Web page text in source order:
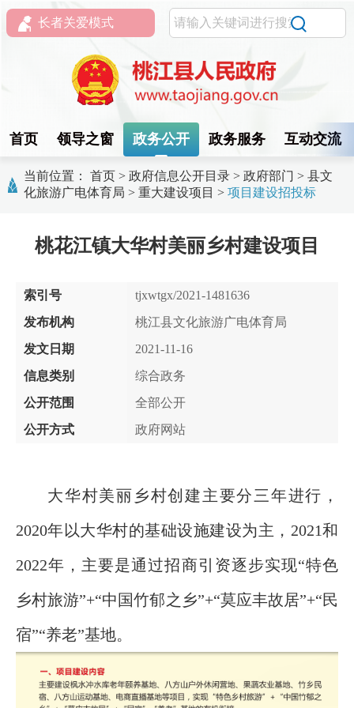
长者关爱模式
首页 领导之窗 政务公开 政务服务 互动交流
当前位置： 首页 > 政府信息公开目录 > 政府部门 > 县文
化旅游广电体育局 > 重大建设项目 > 项目建设招投标
桃花江镇大华村美丽乡村建设项目
索引号
tjxwtgx/2021-1481636
发布机构
桃江县文化旅游广电体育局
发文日期
2021-11-16
信息类别
综合政务
公开范围
全部公开
公开方式
政府网站
大华村美丽乡村创建主要分三年进行，
2020年以大华村的基础设施建设为主，2021和
2022年，主要是通过招商引资逐步实现“特色
乡村旅游”+“中国竹郁之乡”+“莫应丰故居”+“民
宿”“养老”基地。